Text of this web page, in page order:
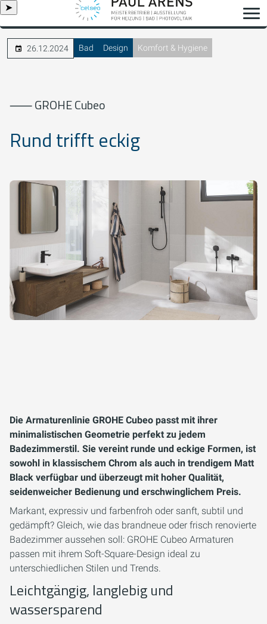
➤
26.12.2024 Bad Design Komfort & Hygiene
⸺ GROHE Cubeo
Rund trifft eckig
Die Armaturenlinie GROHE Cubeo passt mit ihrer
minimalistischen Geometrie perfekt zu jedem
Badezimmerstil. Sie vereint runde und eckige Formen, ist
sowohl in klassischem Chrom als auch in trendigem Matt
Black verfügbar und überzeugt mit hoher Qualität,
seidenweicher Bedienung und erschwinglichem Preis.
Markant, expressiv und farbenfroh oder sanft, subtil und
gedämpft? Gleich, wie das brandneue oder frisch renovierte
Badezimmer aussehen soll: GROHE Cubeo Armaturen
passen mit ihrem Soft-Square-Design ideal zu
unterschiedlichen Stilen und Trends.
Leichtgängig, langlebig und
wassersparend